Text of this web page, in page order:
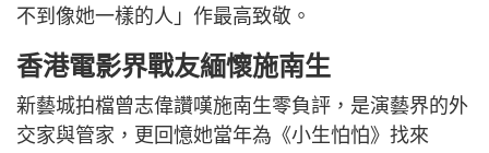
不到像她一樣的人」作最高致敬。
香港電影界戰友緬懷施南生
新藝城拍檔曾志偉讚嘆施南生零負評，是演藝界的外
交家與管家，更回憶她當年為《小生怕怕》找來